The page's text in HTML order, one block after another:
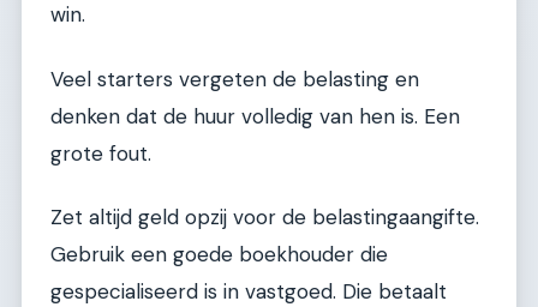
win.
Veel starters vergeten de belasting en
denken dat de huur volledig van hen is. Een
grote fout.
Zet altijd geld opzij voor de belastingaangifte.
Gebruik een goede boekhouder die
gespecialiseerd is in vastgoed. Die betaalt